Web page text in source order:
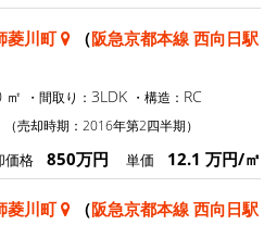
菱川町 （阪急京都本線 西向日駅
㎡ ・間取り： 3LDK ・構造： RC
（売却時期：2016年第2四半期）
価格 850万円 単価 12.1 万円/㎡
菱川町 （阪急京都本線 西向日駅